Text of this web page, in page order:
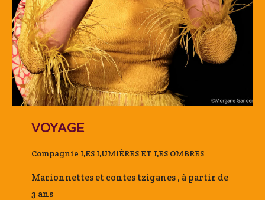
VOYAGE
Compagnie LES LUMIÈRES ET LES OMBRES
Marionnettes et contes tziganes , à partir de
3 ans